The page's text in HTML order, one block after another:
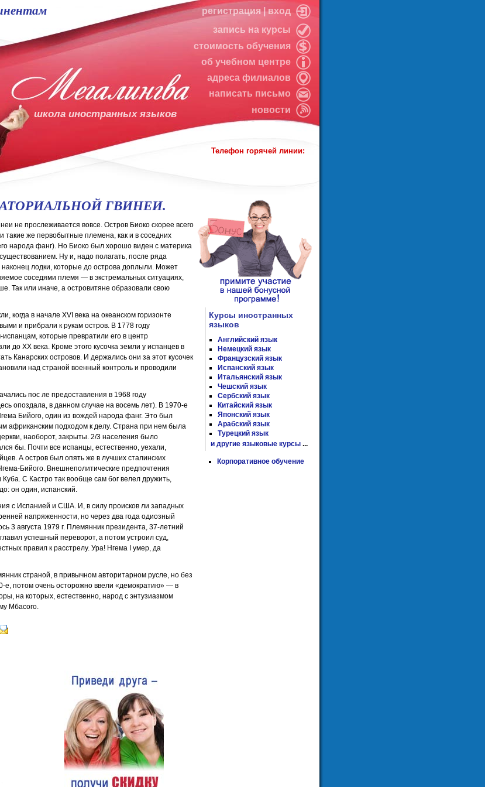
школа иностранных языков
регистрация | вход
запись на курсы
стоимость обучения
об учебном центре
адреса филиалов
написать письмо
новости
Телефон горячей линии:
ГВИНЕИ.
не прослеживается вовсе. Остров Биоко скорее всего
же первобытные племена, как и в соседних
народа фанг). Но Биоко был хорошо виден с материка
Ну и, надо полагать, после ряда
лодки, которые до острова доплыли. Может
соседями племя — в экстремальных ситуациях,
Так или иначе, а островитяне образовали свою
когда в начале XVI века на океанском горизонте
и прибрали к рукам остров. В 1778 году
которые превратили его в центр
до XX века. Кроме этого кусочка земли у испанцев в
Канарских островов. И держались они за этот кусочек
над страной военный контроль и проводили
пос ле предоставления в 1968 году
опоздала, в данном случае на восемь лет). В 1970-е
Бийого, один из вождей народа фанг. Это был
африканским подходом к делу. Страна при нем была
наоборот, закрыты. 2/3 населения было
бы. Почти все испанцы, естественно, уехали,
А остров был опять же в лучших сталинских
Бийого. Внешнеполитические предпочтения
С Кастро так вообще сам бог велел дружить,
он один, испанский.
с Испанией и США. И, в силу происков ли западных
напряженности, но через два года одиозный
3 августа 1979 г. Племянник президента, 37-летний
успешный переворот, а потом устроил суд,
правил к расстрелу. Ура! Нгема I умер, да
страной, в привычном авторитарном русле, но без
е, потом очень осторожно ввели «демократию» — в
на которых, естественно, народ с энтузиазмом
Мбасого.
Курсы иностранных
языков
Английский язык
Немецкий язык
Французский язык
Испанский язык
Итальянский язык
Чешский язык
Сербский язык
Китайский язык
Японский язык
Арабский язык
Турецкий язык
и другие языковые курсы ...
Корпоративное обучение